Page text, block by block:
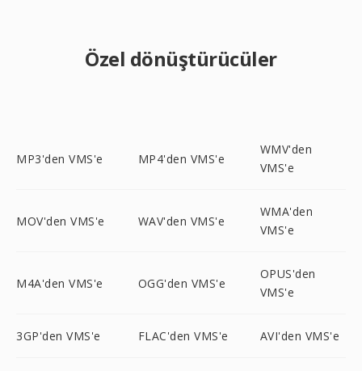
Özel dönüştürücüler
MP3'den VMS'e MP4'den VMS'e
WMV'den
VMS'e
MOV'den VMS'e WAV'den VMS'e
WMA'den
VMS'e
M4A'den VMS'e OGG'den VMS'e
OPUS'den
VMS'e
3GP'den VMS'e FLAC'den VMS'e AVI'den VMS'e